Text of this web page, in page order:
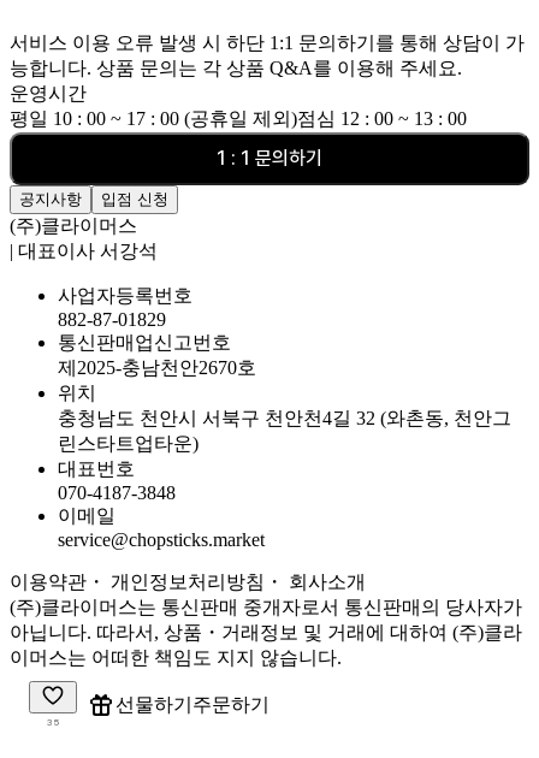
서비스 이용 오류 발생 시 하단 1:1 문의하기를 통해 상담이 가
능합니다. 상품 문의는 각 상품 Q&A를 이용해 주세요.
운영시간
평일 10 : 00 ~ 17 : 00 (공휴일 제외)점심 12 : 00 ~ 13 : 00
1 : 1 문의하기
공지사항 입점 신청
(주)클라이머스
| 대표이사 서강석
사업자등록번호
882-87-01829
통신판매업신고번호
제2025-충남천안2670호
위치
충청남도 천안시 서북구 천안천4길 32 (와촌동, 천안그
린스타트업타운)
대표번호
070-4187-3848
이메일
service@chopsticks.market
이용약관 ・ 개인정보처리방침 ・ 회사소개
(주)클라이머스는 통신판매 중개자로서 통신판매의 당사자가
아닙니다. 따라서, 상품・거래정보 및 거래에 대하여 (주)클라
이머스는 어떠한 책임도 지지 않습니다.
35
선물하기 주문하기